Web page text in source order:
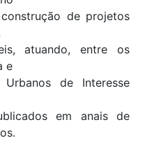
de projetos
atuando, entre os
e
de Interesse
em anais de